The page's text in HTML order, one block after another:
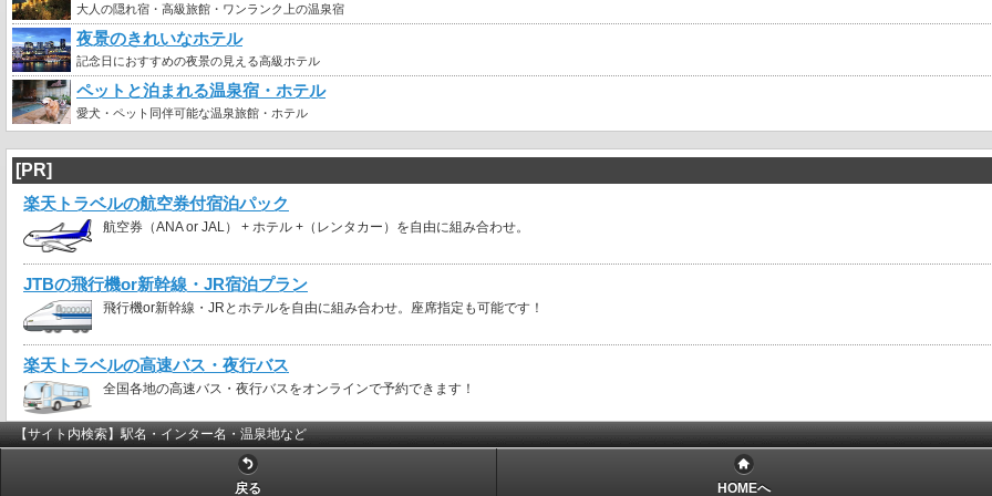
大人の隠れ宿・高級旅館・ワンランク上の温泉宿
夜景のきれいなホテル
記念日におすすめの夜景の見える高級ホテル
ペットと泊まれる温泉宿・ホテル
愛犬・ペット同伴可能な温泉旅館・ホテル
[PR]
楽天トラベルの航空券付宿泊パック
航空券（ANA or JAL） + ホテル +（レンタカー）を自由に組み合わせ。
JTBの飛行機or新幹線・JR宿泊プラン
飛行機or新幹線・JRとホテルを自由に組み合わせ。座席指定も可能です！
楽天トラベルの高速バス・夜行バス
全国各地の高速バス・夜行バスをオンラインで予約できます！
【サイト内検索】駅名・インター名・温泉地など
戻る HOMEへ